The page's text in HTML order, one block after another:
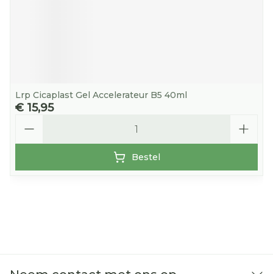
Lrp Cicaplast Gel Accelerateur B5 40ml
€ 15,95
Bestel